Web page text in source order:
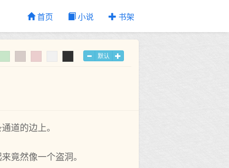
首页 小说 书架
默认
道的边上。
竟然像一个盗洞。